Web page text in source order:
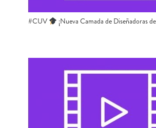
#CUV ​ ¡Nueva Camada de Diseñadoras